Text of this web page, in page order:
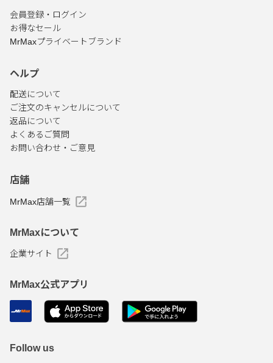
会員登録・ログイン
お得なセール
MrMaxプライベートブランド
ヘルプ
配送について
ご注文のキャンセルについて
返品について
よくあるご質問
お問い合わせ・ご意見
店舗
MrMax店舗一覧
MrMaxについて
企業サイト
MrMax公式アプリ
Follow us